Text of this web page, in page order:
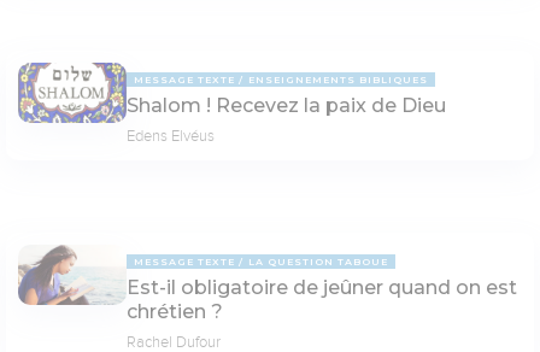
MESSAGE TEXTE ENSEIGNEMENTS BIBLIQUES
Shalom ! Recevez la paix de Dieu
Edens Elvéus
MESSAGE TEXTE LA QUESTION TABOUE
Est-il obligatoire de jeûner quand on est
chrétien ?
Rachel Dufour